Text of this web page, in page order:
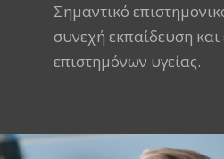
Σημαντικό
συνεχή εκπαίδευση
επιστημόνων υγείας.